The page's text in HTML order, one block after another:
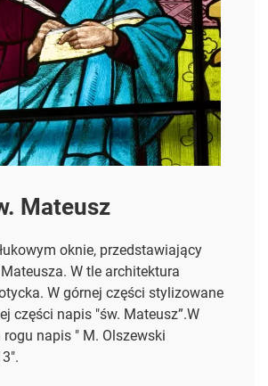
Mateusz
oknie, przedstawiający
W tle architektura
W górnej części stylizowane
części napis "św. Mateusz”.W
napis " M. Olszewski